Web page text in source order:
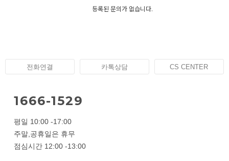
등록된 문의가 없습니다.
전화연결 카톡상담 CS CENTER
1666-1529
평일 10:00 -17:00
주말,공휴일은 휴무
점심시간 12:00 -13:00